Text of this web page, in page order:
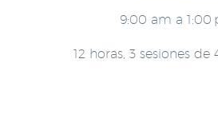
9:00 am a 1:00
12 horas, 3 sesiones de